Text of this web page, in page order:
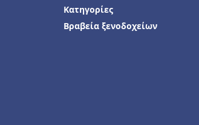
Κατηγορίες
Βραβεία ξενοδοχείων